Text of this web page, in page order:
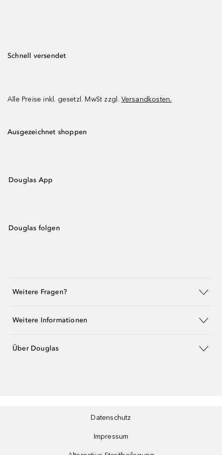
Schnell versendet
Alle Preise inkl. gesetzl. MwSt zzgl. Versandkosten.
Ausgezeichnet shoppen
Douglas App
Douglas folgen
Weitere Fragen?
Weitere Informationen
Über Douglas
Datenschutz
Impressum